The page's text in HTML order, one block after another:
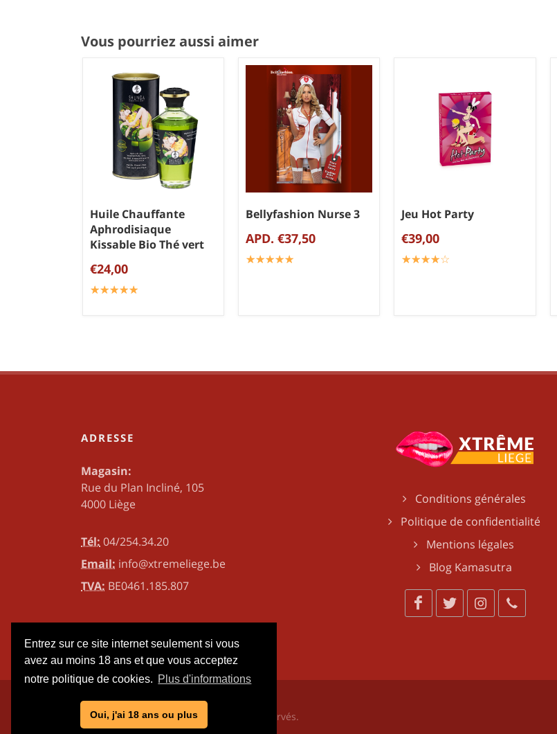
Entrez sur ce site internet seulement si vous
avez au moins 18 ans et que vous acceptez
notre politique de cookies. Plus d'informations
Oui, j'ai 18 ans ou plus
Vous pourriez aussi aimer
Huile Chauffante
Aphrodisiaque
Kissable Bio Thé vert
€24,00
☆☆☆☆☆
★★★★★
Bellyfashion Nurse 3
APD. €37,50
☆☆☆☆☆
★★★★★
Jeu Hot Party
€39,00
☆☆☆☆☆
★★★★★
ADRESSE
Magasin:
Rue du Plan Incliné, 105
4000 Liège
Tél: 04/254.34.20
Email: info@xtremeliege.be
TVA: BE0461.185.807
Conditions générales
Politique de confidentialité
Mentions légales
Blog Kamasutra
2026, Xtrême Video Liège. Tous droits réservés.